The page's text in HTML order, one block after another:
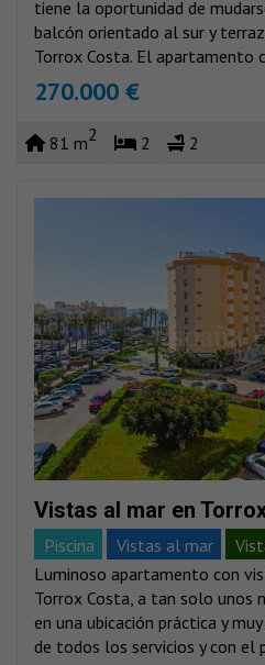
tiene la oportunidad de
balcón orientado al sur y
Torrox Costa. El apartamento
270.000 €
81 m2 2 2
Vistas al mar en
Piscina Vistas al mar
Luminoso apartamento con
Torrox Costa, a tan solo unos
en una ubicación práctica y
de todos los servicios y con el